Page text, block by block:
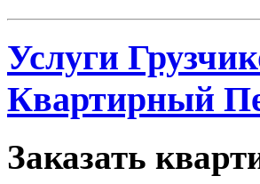
Услуги
Квартирный
Заказать